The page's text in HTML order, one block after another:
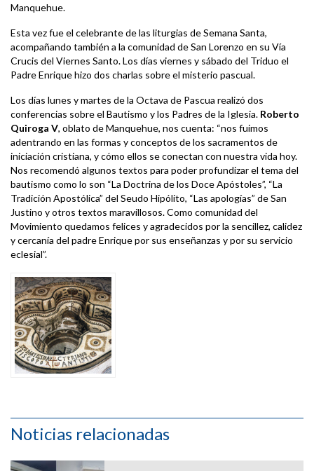
Manquehue.
Esta vez fue el celebrante de las liturgias de Semana Santa,
acompañando también a la comunidad de San Lorenzo en su Vía
Crucis del Viernes Santo. Los días viernes y sábado del Triduo el
Padre Enrique hizo dos charlas sobre el misterio pascual.
Los días lunes y martes de la Octava de Pascua realizó dos
conferencias sobre el Bautismo y los Padres de la Iglesia. Roberto
Quiroga V, oblato de Manquehue, nos cuenta: “nos fuimos
adentrando en las formas y conceptos de los sacramentos de
iniciación cristiana, y cómo ellos se conectan con nuestra vida hoy.
Nos recomendó algunos textos para poder profundizar el tema del
bautismo como lo son “La Doctrina de los Doce Apóstoles”, “La
Tradición Apostólica” del Seudo Hipólito, “Las apologías” de San
Justino y otros textos maravillosos. Como comunidad del
Movimiento quedamos felices y agradecidos por la sencillez, calidez
y cercanía del padre Enrique por sus enseñanzas y por su servicio
eclesial”.
Noticias relacionadas